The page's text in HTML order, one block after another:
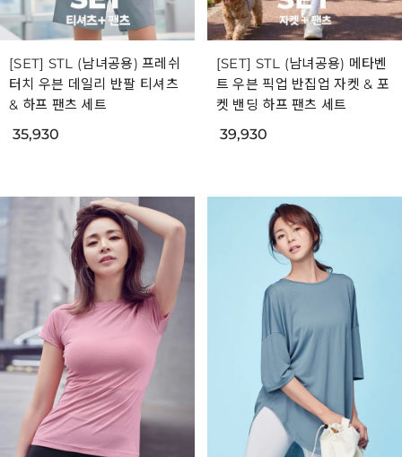
[SET] STL (남녀공용) 프레쉬
터치 우븐 데일리 반팔 티셔츠
& 하프 팬츠 세트
35,930
[SET] STL (남녀공용) 메타벤
트 우븐 픽업 반집업 자켓 & 포
켓 밴딩 하프 팬츠 세트
39,930